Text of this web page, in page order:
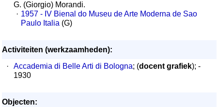
G. (Giorgio) Morandi.
· 1957 - IV Bienal do Museu de Arte Moderna de Sao
Paulo Italia (G)
Activiteiten (werkzaamheden):
·
Accademia di Belle Arti di Bologna; (docent grafiek); -
1930
Objecten: